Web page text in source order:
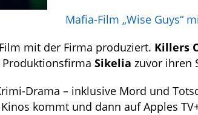
Mafia-Film „Wise Guys“
mit der Firma produziert. Killers
Sikelia zuvor ihren
Drama – inklusive Mord und
kommt und dann auf Apples